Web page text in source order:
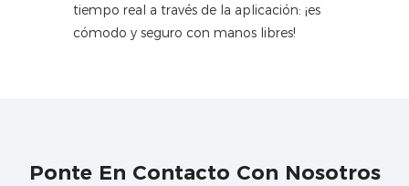
tiempo real a través de la aplicación: ¡es
cómodo y seguro con manos libres!
Ponte En Contacto Con Nosotros